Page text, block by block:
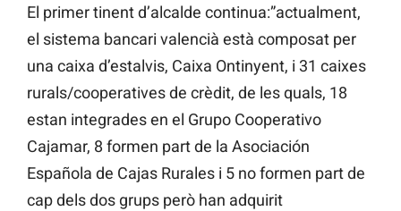
El primer tinent d’alcalde continua:”actualment,
el sistema bancari valencià està composat per
una caixa d’estalvis, Caixa Ontinyent, i 31 caixes
rurals/cooperatives de crèdit, de les quals, 18
estan integrades en el Grupo Cooperativo
Cajamar, 8 formen part de la Asociación
Española de Cajas Rurales i 5 no formen part de
cap dels dos grups però han adquirit